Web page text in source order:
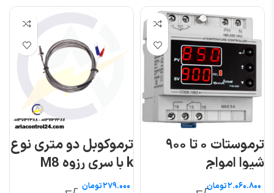
ترموستات ۰ تا ۹۰۰
شیوا امواج
تومان
ترموکوبل دو متری نوع
k با سری رزوه M8
تومان